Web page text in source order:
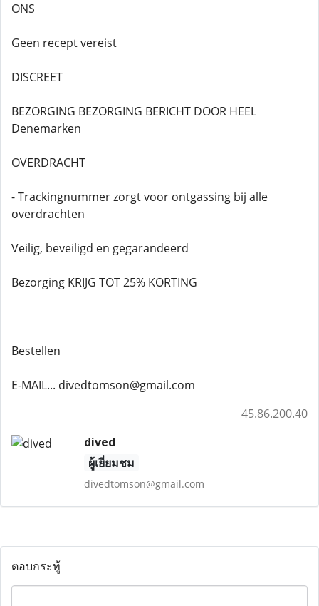
ONS
Geen recept vereist
DISCREET
BEZORGING BEZORGING BERICHT DOOR HEEL
Denemarken
OVERDRACHT
- Trackingnummer zorgt voor ontgassing bij alle
overdrachten
Veilig, beveiligd en gegarandeerd
Bezorging KRIJG TOT 25% KORTING
Bestellen
E-MAIL... divedtomson@gmail.com
45.86.200.40
dived
ผู้เยี่ยมชม
divedtomson@gmail.com
ตอบกระทู้